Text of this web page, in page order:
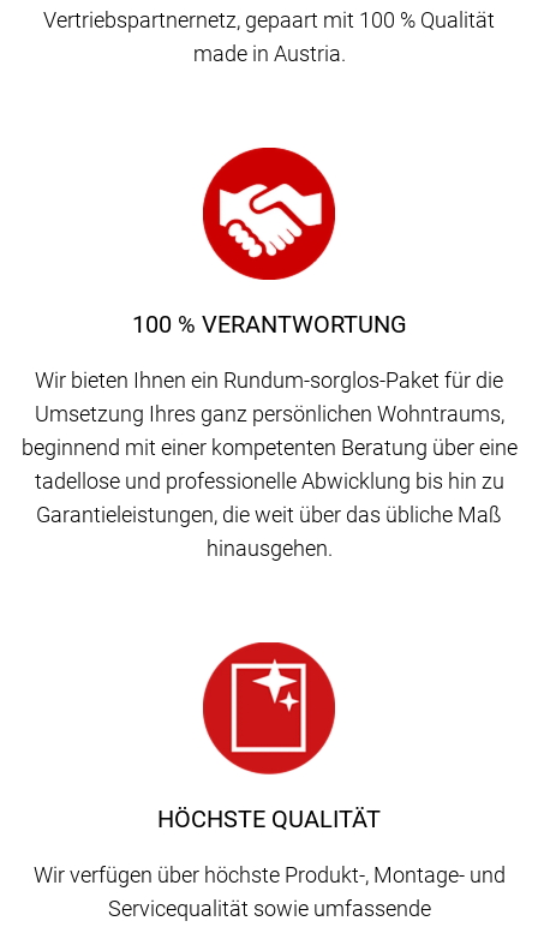
Vertriebspartnernetz, gepaart mit 100 % Qualität
made in Austria.
HÖCHSTE QUALITÄT
Wir verfügen über höchste Produkt-, Montage- und
Servicequalität sowie umfassende
100 % VERANTWORTUNG
Wir bieten Ihnen ein Rundum-sorglos-Paket für die
Umsetzung Ihres ganz persönlichen Wohntraums,
beginnend mit einer kompetenten Beratung über eine
tadellose und professionelle Abwicklung bis hin zu
Garantieleistungen, die weit über das übliche Maß
hinausgehen.